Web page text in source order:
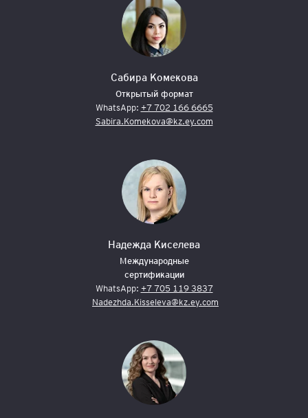
Сабира Комекова
Открытый формат
WhatsApp: +7 702 166 6665
Sabira.Komekova@kz.ey.com
Надежда Киселева
Международные
сертификации
WhatsApp: +7 705 119 3837
Nadezhda.Kisseleva@kz.ey.com